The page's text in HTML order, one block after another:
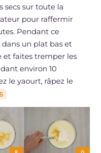
secs sur toute la
pour raffermir
Pendant ce
un plat bas et
et faites tremper les
environ 10
le yaourt, râpez le